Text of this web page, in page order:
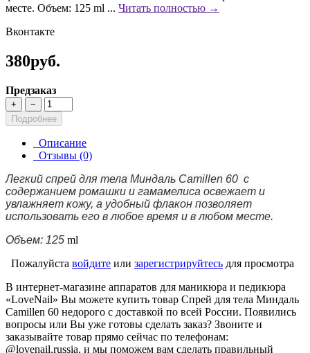
месте. Объем: 125 ml ... Читать полностью →
Вконтакте
380руб.
Предзаказ
+
−
Подробнее
Описание
Отзывы (0)
Легкий cпрей для тела Миндаль Camillen 60 с
содержанием ромашки и гамамелиса освежает и
увлажняет кожу, а удобный флакон позволяет
использовать его в любое время и в любом месте.
Объем: 125 ml
Пожалуйста войдите или зарегистрируйтесь для просмотра
В интернет-магазине аппаратов для маникюра и педикюра
«LoveNail» Вы можете купить товар Спрей для тела Миндаль
Camillen 60 недорого с доставкой по всей России. Появились
вопросы или Вы уже готовы сделать заказ? Звоните и
заказывайте товар прямо сейчас по телефонам:
@lovenail.russia, и мы поможем вам сделать правильный